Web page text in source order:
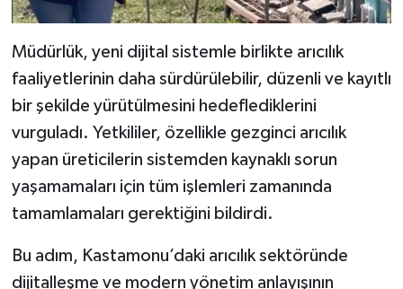
Müdürlük, yeni dijital sistemle birlikte arıcılık
faaliyetlerinin daha sürdürülebilir, düzenli ve kayıtlı
bir şekilde yürütülmesini hedeflediklerini
vurguladı. Yetkililer, özellikle gezginci arıcılık
yapan üreticilerin sistemden kaynaklı sorun
yaşamamaları için tüm işlemleri zamanında
tamamlamaları gerektiğini bildirdi.
Bu adım, Kastamonu’daki arıcılık sektöründe
dijitalleşme ve modern yönetim anlayışının